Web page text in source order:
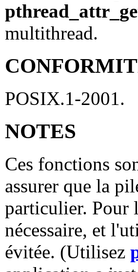
multithread.
POSIX.1-2001.
NOTES
Ces fonctions
assurer que la
particulier. Pour
nécessaire, et
évitée. (Utilisez